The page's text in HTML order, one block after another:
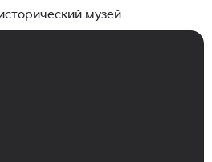
музей